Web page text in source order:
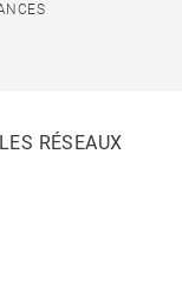
RÉSEAUX